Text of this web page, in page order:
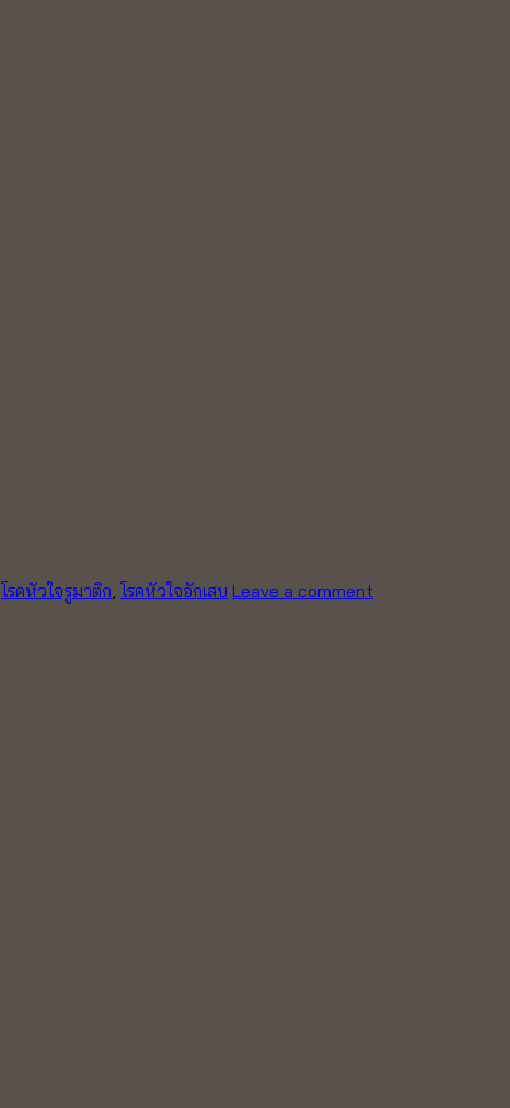
โรคหัวใจรูมาติก โรคหัวใจอักเสบ Leave a comment